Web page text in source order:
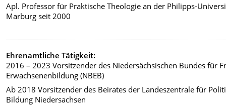
Apl. Professor für Praktische Theologie an der Philipps-
Marburg seit 2000
Ehrenamtliche Tätigkeit:
2016 – 2023 Vorsitzender des Niedersächsischen Bundes für
Erwachsenenbildung (NBEB)
Ab 2018 Vorsitzender des Beirates der Landeszentrale für
Bildung Niedersachsen